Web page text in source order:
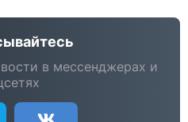
в мессенджерах и